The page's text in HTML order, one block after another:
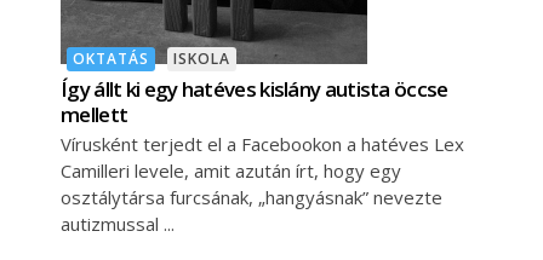
OKTATÁS ISKOLA
Így állt ki egy hatéves kislány autista öccse
mellett
Vírusként terjedt el a Facebookon a hatéves Lex
Camilleri levele, amit azután írt, hogy egy
osztálytársa furcsának, „hangyásnak” nevezte
autizmussal